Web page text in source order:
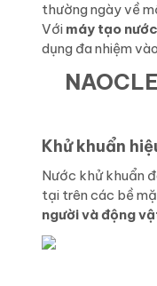
thường ngày về
Với máy tạo
dụng đa nhiệm
Khử khuẩn
Nước khử khuẩn
tại trên các bề
người và động